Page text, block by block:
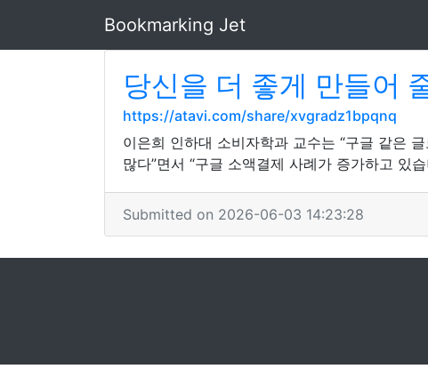
Bookmarking Jet
당신을 더 좋게 만들어
https://atavi.com/share/xvgradz1bpqnq
이은희 인하대 소비자학과 교수는 “구글 같은
많다”면서 “구글 소액결제 사례가 증가하고 있
Submitted on 2026-06-03 14:23:28